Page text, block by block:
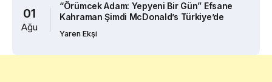
01
Ağu
“Örümcek Adam: Yepyeni Bir Gün” Efsane
Kahraman Şimdi McDonald’s Türkiye’de
Yaren Ekşi